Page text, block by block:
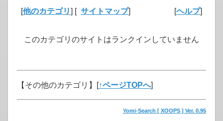
[他のカテゴリ] [ サイトマップ] [ヘルプ]
このカテゴリのサイトはランクインしていません
【その他のカテゴリ】 [↑ページTOPへ]
Yomi-Search [ XOOPS ] Ver. 0.95